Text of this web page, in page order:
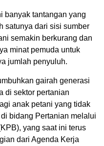
banyak tantangan yang
satunya dari sisi sumber
semakin berkurang dan
minat pemuda untuk
jumlah penyuluh.
gairah generasi
di sektor pertanian
anak petani yang tidak
bidang Pertanian melalui
yang saat ini terus
dari Agenda Kerja